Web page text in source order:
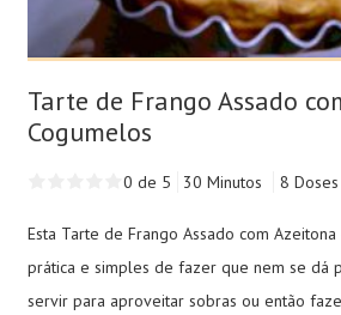
Tarte de Frango Assado
Cogumelos
0 de 5 30 Minutos 8 Doses
Esta Tarte de Frango Assado com
prática e simples de fazer que nem se dá
servir para aproveitar sobras ou então